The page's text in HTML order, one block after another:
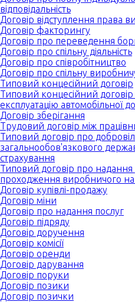
відповідальність
Договір відступлення права
Договір факторингу
Договір про переведення
Договір про спільну діяльність
Договір про співробітництво
Договір про спільну
Типовий концесійний договір
Типовий концесійний договір
експлуатацію автомобільної
Договір зберігання
Трудовий договір між
Типовий договір про
загальнообов'язкового
страхування
Типовий договір про надання
проходження виробничого
Договір купівлі-продажу
Договір міни
Договір про надання послуг
Договір підряду
Договір доручення
Договір комісії
Договір оренди
Договір дарування
Договір поруки
Договір позики
Договір позички